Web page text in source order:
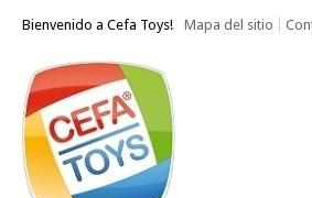
Bienvenido a Cefa Toys! Mapa del sitio